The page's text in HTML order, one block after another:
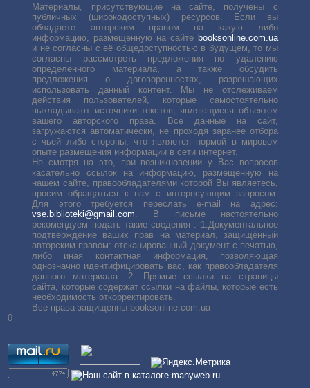
Материалы, присутствующие на сайте, получены с
публичных (широкодоступных) ресурсов. Если вы
обладаете авторским правом на какую либо
информацию, размещенную на сайте booksonline.com.ua
и не согласны с её общедоступностью в будущем, то мы
согласны рассмотреть предложения по удалению
определенного материала, а также обсудить
предложения о договоренностях, разрешающих
использовать данный контент. Мы не отслеживаем
действия пользователей, которые самостоятельно
выкладывают источники текстов, являющиеся объектом
вашего авторского права. Все данные на сайт,
загружаются автоматически, не проходя заранее отбора
с чьей либо стороны, что является нормой в мировом
опыте размещения информации в сети интернет.
Не смотря на это, при возникновении у Вас вопросов
касательно ссылок на информацию, размещенную на
нашем сайте, правообладателями которой Вы являетесь,
просим обращаться к нам с интересующим запросом.
Для этого требуется переслать е-mail на адрес:
vse.biblioteki@gmail.com . В письме настоятельно
рекомендуем подать такие сведения : 1.Документальное
подтверждение ваших прав на материал, защищённый
авторским правом: отсканированный документ с печатью,
либо иная контактная информация, позволяющая
однозначно идентифицировать вас, как правообладателя
данного материала. 2. Прямые ссылки на страницы
сайта, которые содержат ссылки на файлы, которые есть
необходимость откорректировать.
Все права защищенны booksonline.com.ua
0